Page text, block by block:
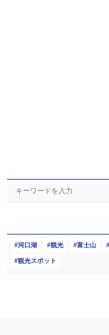
河口湖 観光 富士山
観光スポット